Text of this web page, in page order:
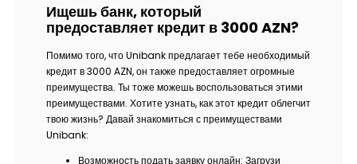
Ищешь банк, который
предоставляет кредит в 3000 AZN?
Помимо того, что Unibank предлагает тебе необходимый
кредит в 3000 AZN, он также предоставляет огромные
преимущества. Ты тоже можешь воспользоваться этими
преимуществами. Хотите узнать, как этот кредит облегчит
твою жизнь? Давай знакомиться с преимуществами
Unibank:
Возможность подать заявку онлайн: Загрузи